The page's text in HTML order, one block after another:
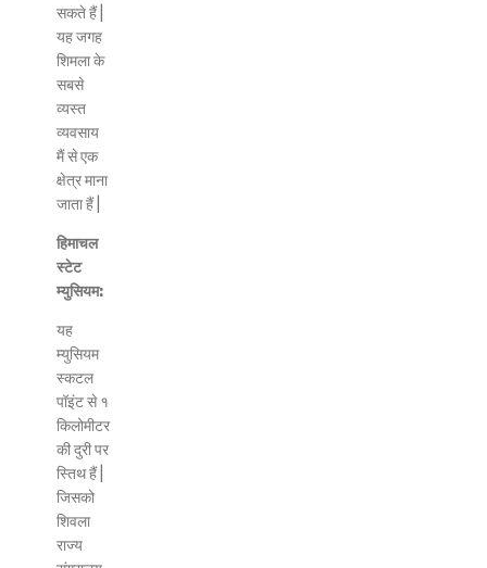
सकते हैं |
यह जगह
शिमला के
सबसे
व्यस्त
व्यवसाय
मैं से एक
क्षेत्र माना
जाता हैं |
हिमाचल
स्टेट
म्युसियम:
यह
म्युसियम
स्कटल
पॉइंट से १
किलोमीटर
की दुरी पर
स्तिथ हैं |
जिसको
शिवला
राज्य